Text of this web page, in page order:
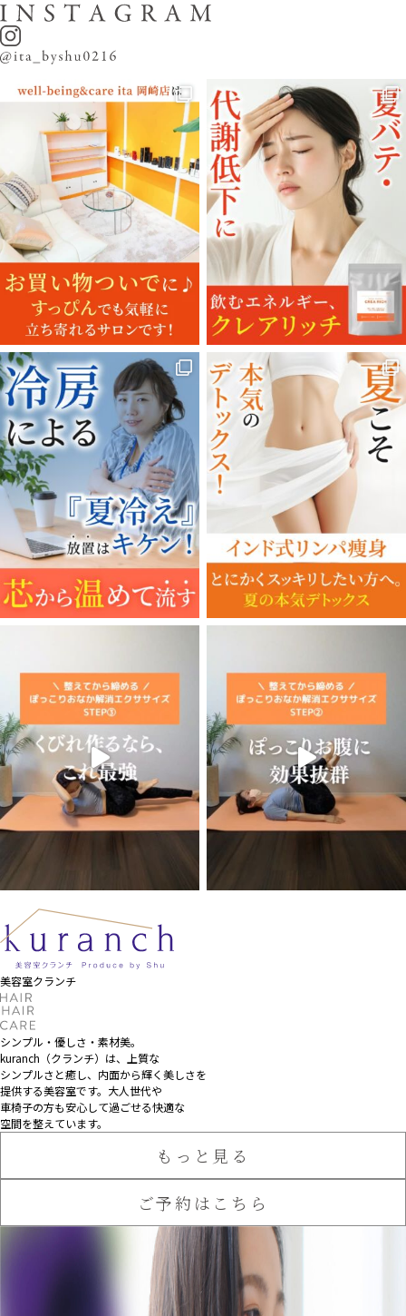
美容室クランチ
シンプル・優しさ・素材美。
kuranch（クランチ）は、上質な
シンプルさと癒し、 内面から輝く美しさを
提供する美容室です。大人世代や
車椅子の方も安心して過ごせる快適な
空間を整えています。
もっと見る
ご予約はこちら